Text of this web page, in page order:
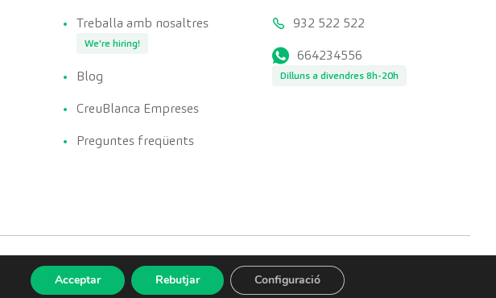
Treballa amb nosaltres
We're hiring!
Blog
CreuBlanca Empreses
Preguntes freqüents
932 522 522
664234556
Dilluns a divendres 8h-20h
Acceptar Rebutjar Configuració